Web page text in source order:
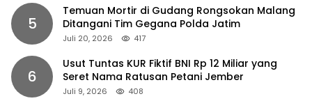
5
Temuan Mortir di Gudang Rongsokan Malang
Ditangani Tim Gegana Polda Jatim
Juli 20, 2026 417
6
Usut Tuntas KUR Fiktif BNI Rp 12 Miliar yang
Seret Nama Ratusan Petani Jember
Juli 9, 2026 408